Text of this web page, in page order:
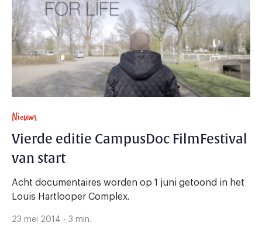
Nieuws
Vierde editie CampusDoc FilmFestival
van start
Acht documentaires worden op 1 juni getoond in het
Louis Hartlooper Complex.
23 mei 2014 - 3 min.